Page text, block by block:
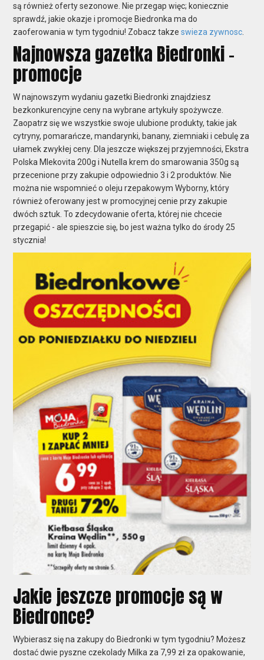
są również oferty sezonowe. Nie przegap więc; koniecznie
sprawdź, jakie okazje i promocje Biedronka ma do
zaoferowania w tym tygodniu! Zobacz takzeswieza zywnosc
Najnowsza gazetka Biedronki -
promocje
W najnowszym wydaniu gazetki Biedronki znajdziesz
bezkonkurencyjne ceny na wybrane artykuły spożywcze.
Zaopatrz się we wszystkie swoje ulubione produkty, takie jak
cytryny, pomarańcze, mandarynki, banany, ziemniaki i cebulę za
ułamek zwykłej ceny. Dla jeszcze większej przyjemności, Ekstra
Polska Mlekovita 200g i Nutella krem do smarowania 350g są
przecenione przy zakupie odpowiednio 3 i 2 produktów. Nie
można nie wspomnieć o oleju rzepakowym Wyborny, który
również oferowany jest w promocyjnej cenie przy zakupie
dwóch sztuk. To zdecydowanie oferta, której nie chcecie
przegapić - ale spieszcie się, bo jest ważna tylko do środy 25
stycznia!
Jakie jeszcze promocje są w
Biedronce?
Wybierasz się na zakupy do Biedronki w tym tygodniu? Możesz
dostać dwie pyszne czekolady Milka za 7,99 zł za opakowanie,